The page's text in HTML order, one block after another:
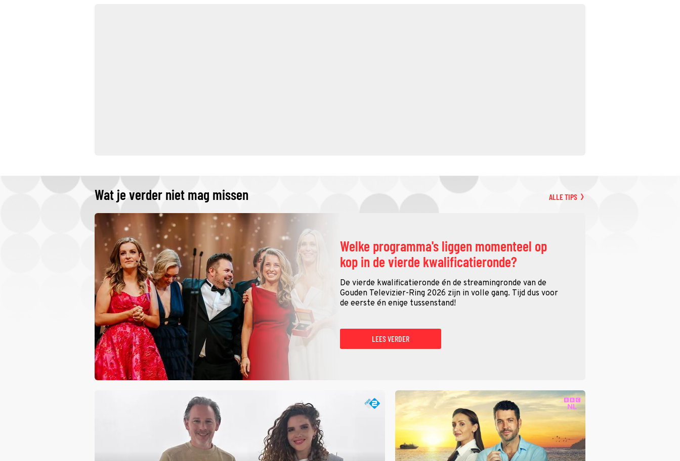
Wat je verder niet mag missen ALLE TIPS
Welke programma's liggen momenteel op
kop in de vierde kwalificatieronde?
De vierde kwalificatieronde én de streamingronde van de
Gouden Televizier-Ring 2026 zijn in volle gang. Tijd dus voor
de eerste én enige tussenstand!
LEES VERDER